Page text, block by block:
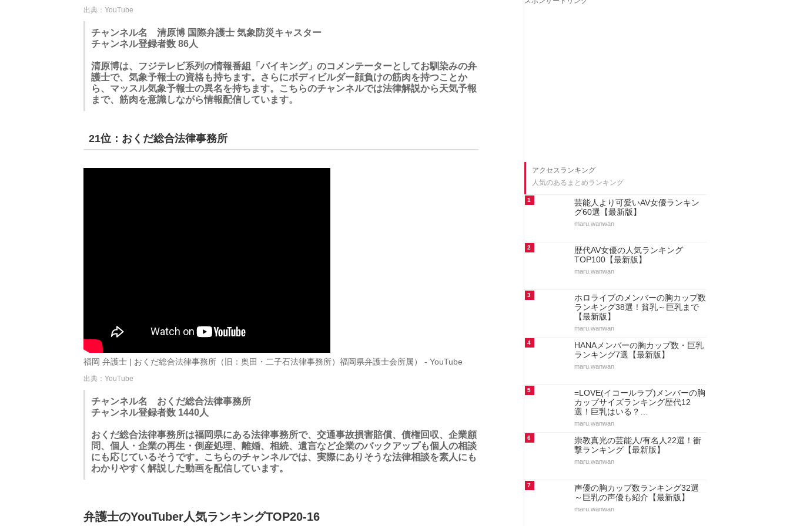
出典：YouTube
チャンネル名 清原博 国際弁護士 気象防災キャスター
チャンネル登録者数 86人
清原博は、フジテレビ系列の情報番組「バイキング」のコメンテーターとしてお馴染みの弁
護士で、気象予報士の資格も持ちます。さらにボディビルダー顔負けの筋肉を持つことか
ら、マッスル気象予報士の異名を持ちます。こちらのチャンネルでは法律解説から天気予報
まで、筋肉を意識しながら情報配信しています。
21位：おくだ総合法律事務所
福岡 弁護士 | おくだ総合法律事務所（旧：奥田・二子石法律事務所）福岡県弁護士会所属） - YouTube
出典：YouTube
チャンネル名 おくだ総合法律事務所
チャンネル登録者数 1440人
おくだ総合法律事務所は福岡県にある法律事務所で、交通事故損害賠償、債権回収、企業顧
問、個人・企業の再生・倒産処理、離婚、相続、遺言など企業のバックアップも個人の相談
にも応じているそうです。こちらのチャンネルでは、実際にありそうな法律相談を素人にも
わかりやすく解説した動画を配信しています。
弁護士のYouTuber人気ランキングTOP20-16
アクセスランキング
人気のあるまとめランキング
1
芸能人より可愛いAV女優ランキン
グ60選【最新版】
maru.wanwan
2
歴代AV女優の人気ランキング
TOP100【最新版】
maru.wanwan
3
ホロライブのメンバーの胸カップ数
ランキング38選！貧乳～巨乳まで
【最新版】
maru.wanwan
4
HANAメンバーの胸カップ数・巨乳
ランキング7選【最新版】
maru.wanwan
5
=LOVE(イコールラブ)メンバーの胸
カップサイズランキング歴代12
選！巨乳はいる？…
maru.wanwan
6
崇教真光の芸能人/有名人22選！衝
撃ランキング【最新版】
maru.wanwan
7
声優の胸カップ数ランキング32選
～巨乳の声優も紹介【最新版】
maru.wanwan